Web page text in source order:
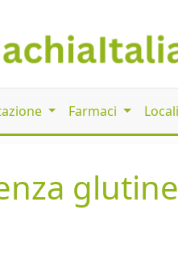
Farmaci